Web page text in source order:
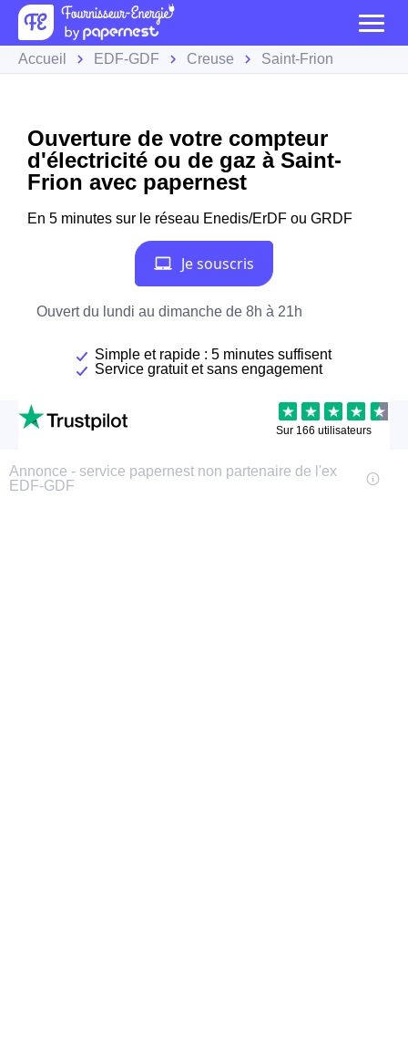
Accueil EDF-GDF Creuse Saint-Frion